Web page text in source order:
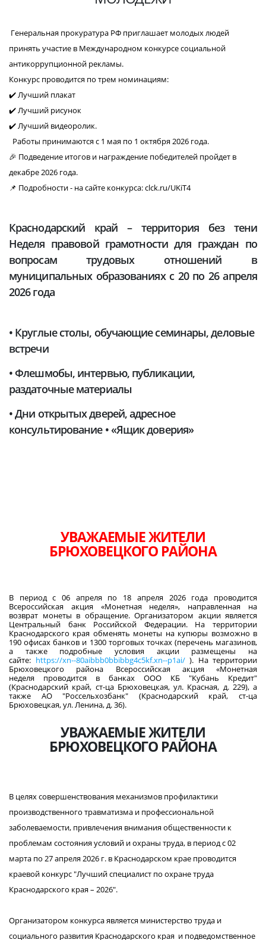
Генеральная прокуратура РФ приглашает молодых людей
принять участие в Международном конкурсе социальной
антикоррупционной рекламы.
Конкурс проводится по трем номинациям:
✔️ Лучший плакат
✔️ Лучший рисунок
✔️ Лучший видеоролик.
Работы принимаются с 1 мая по 1 октября 2026 года.
🎉 Подведение итогов и награждение победителей пройдет в
декабре 2026 года.
📌 Подробности - на сайте конкурса: clck.ru/UKiT4
Краснодарский край – территория без тени
Неделя правовой грамотности для граждан по
вопросам трудовых отношений в
муниципальных образованиях с 20 по 26 апреля
2026 года
• Круглые столы, обучающие семинары, деловые
встречи
• Флешмобы, интервью, публикации,
раздаточные материалы
• Дни открытых дверей, адресное
консультирование • «Ящик доверия»
УВАЖАЕМЫЕ ЖИТЕЛИ
БРЮХОВЕЦКОГО РАЙОНА
В период с 06 апреля по 18 апреля 2026 года проводится
Всероссийская акция «Монетная неделя», направленная на
возврат монеты в обращение. Организатором акции является
Центральный банк Российской Федерации. На территории
Краснодарского края обменять монеты на купюры возможно в
190 офисах банков и 1300 торговых точках (перечень магазинов,
а также подробные условия акции размещены на
сайте: https://xn--80aibbb0bbibbg4c5kf.xn--p1ai/). На территории
Брюховецкого района Всероссийская акция «Монетная
неделя проводится в банках ООО КБ "Кубань Кредит"
(Краснодарский край, ст-ца Брюховецкая, ул. Красная, д. 229), а
также АО "Россельхозбанк" (Краснодарский край, ст-ца
Брюховецкая, ул. Ленина, д. 36).
УВАЖАЕМЫЕ ЖИТЕЛИ
БРЮХОВЕЦКОГО РАЙОНА
В целях совершенствования механизмов профилактики
производственного травматизма и профессиональной
заболеваемости, привлечения внимания общественности к
проблемам состояния условий и охраны труда, в период с 02
марта по 27 апреля 2026 г. в Краснодарском крае проводится
краевой конкурс "Лучший специалист по охране труда
Краснодарского края – 2026".
Организатором конкурса является министерство труда и
социального развития Краснодарского края и подведомственное